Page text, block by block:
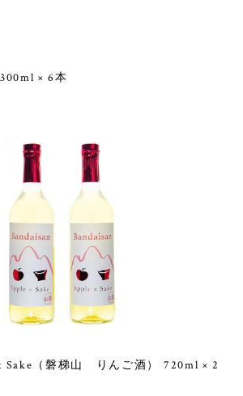
× 6本
Sake（磐梯山 りんご酒） 720ml × 2